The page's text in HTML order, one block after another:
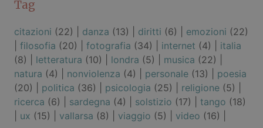
Tag
citazioni (22) | danza (13) | diritti (6) | emozioni (22)
filosofia (20) | fotografia (34) | internet (4) | italia
(8) | letteratura (10) | londra (5) | musica (22) |
natura (4) | nonviolenza (4) | personale (13) | poesia
(20) | politica (36) | psicologia (25) | religione (5) |
ricerca (6) | sardegna (4) | solstizio (17) | tango (18)
ux (15) | vallarsa (8) | viaggio (5) | video (16) |